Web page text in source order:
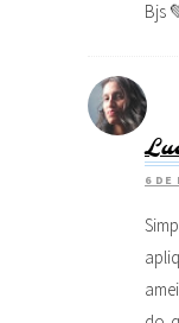
Bjs
6 DE